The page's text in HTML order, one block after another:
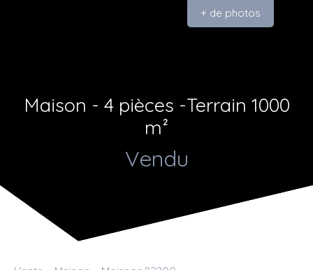
+ de photos
Maison - 4 pièces -Terrain 1000
m²
Vendu